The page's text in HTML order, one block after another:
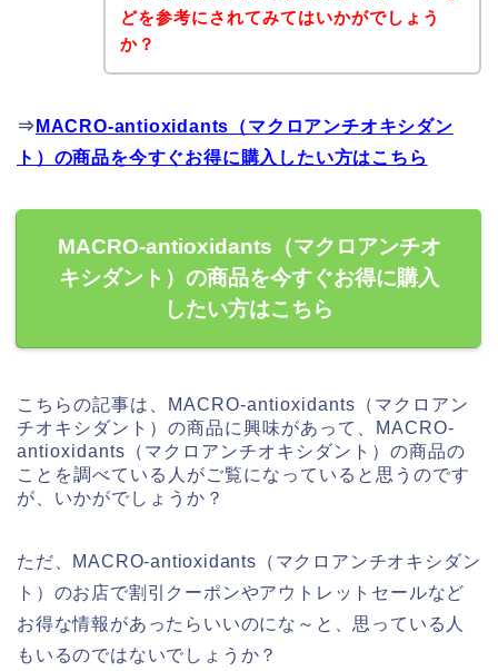
どを参考にされてみてはいかがでしょう
か？
⇒ MACRO-antioxidants（マクロアンチオキシダン
ト）の商品を今すぐお得に購入したい方はこちら
MACRO-antioxidants（マクロアンチオ
キシダント）の商品を今すぐお得に購入
したい方はこちら
こちらの記事は、MACRO-antioxidants（マクロアン
チオキシダント）の商品に興味があって、MACRO-
antioxidants（マクロアンチオキシダント）の商品の
ことを調べている人がご覧になっていると思うのです
が、いかがでしょうか？
ただ、MACRO-antioxidants（マクロアンチオキシダン
ト）のお店で割引クーポンやアウトレットセールなど
お得な情報があったらいいのにな～と、思っている人
もいるのではないでしょうか？